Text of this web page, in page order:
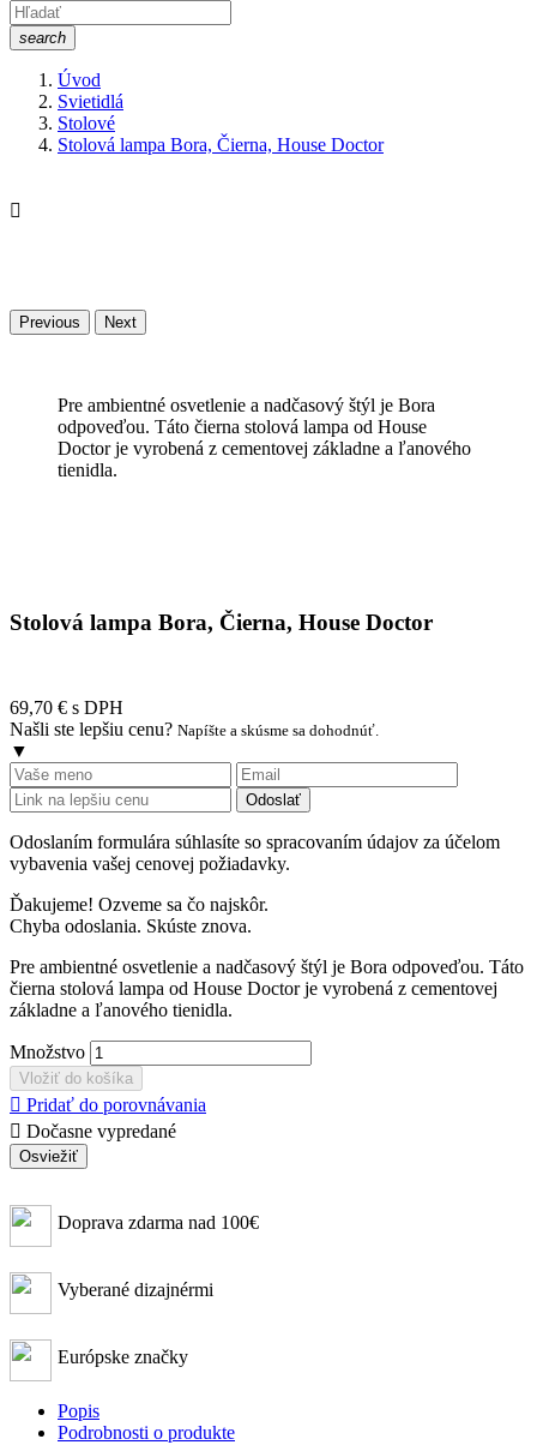
search
Úvod
Svietidlá
Stolové
Stolová lampa Bora, Čierna, House Doctor

Previous Next
Pre ambientné osvetlenie a nadčasový štýl je Bora
odpoveďou. Táto čierna stolová lampa od House
Doctor je vyrobená z cementovej základne a ľanového
tienidla.
Stolová lampa Bora, Čierna, House Doctor
69,70 € s DPH
Našli ste lepšiu cenu? Napíšte a skúsme sa dohodnúť.
▼
Odoslať
Odoslaním formulára súhlasíte so spracovaním údajov za účelom
vybavenia vašej cenovej požiadavky.
Ďakujeme! Ozveme sa čo najskôr.
Chyba odoslania. Skúste znova.
Pre ambientné osvetlenie a nadčasový štýl je Bora odpoveďou. Táto
čierna stolová lampa od House Doctor je vyrobená z cementovej
základne a ľanového tienidla.
Množstvo
Vložiť do košíka
 Pridať do porovnávania
 Dočasne vypredané
Doprava zdarma nad 100€
Vyberané dizajnérmi
Európske značky
Popis
Podrobnosti o produkte